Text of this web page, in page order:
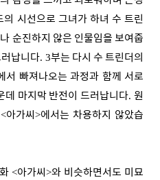
시선으로 그녀가 하녀 수 트린
순진하지 않은 인물임을 보여줍
납니다. 3부는 다시 수 트린더의
서 빠져나오는 과정과 함께 서로
데 마지막 반전이 드러납니다.원
<아가씨>에서는 차용하지 않았습
<아가씨>와 비슷하면서도 미묘